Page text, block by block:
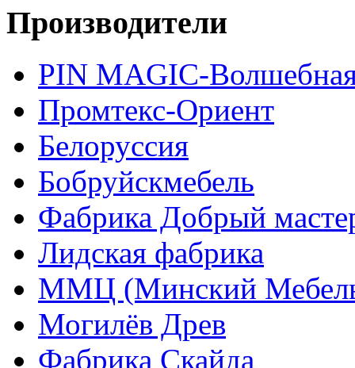
Производители
PIN MAGIС-
Промтекс-Ориент
Белоруссия
Бобруйскмебель
Фабрика Добрый
Лидская фабрика
ММЦ (Минский
Могилёв Древ
Фабрика Скайда